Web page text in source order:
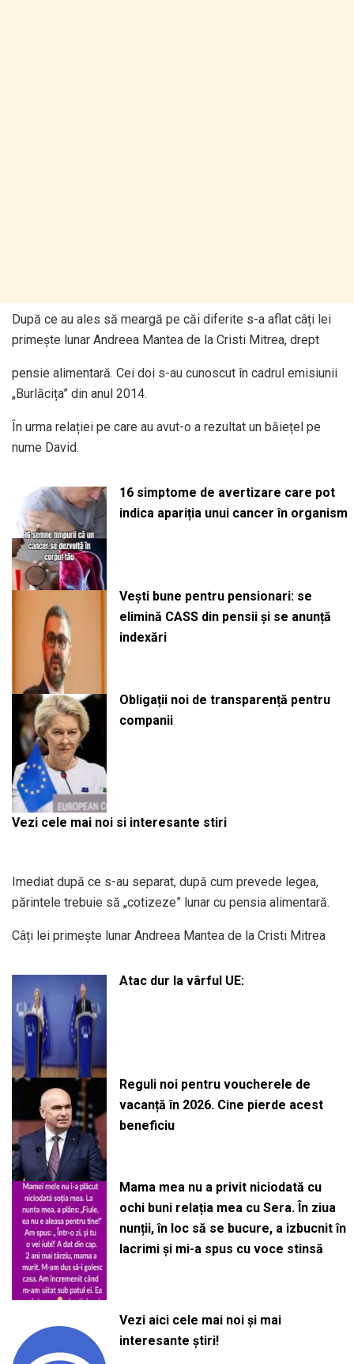
După ce au ales să meargă pe căi diferite s-a aflat câți lei
primește lunar Andreea Mantea de la Cristi Mitrea, drept
pensie alimentară. Cei doi s-au cunoscut în cadrul emisiunii
„Burlăcița” din anul 2014.
În urma relației pe care au avut-o a rezultat un băiețel pe
nume David.
16 simptome de avertizare care pot
indica apariția unui cancer în organism
Vești bune pentru pensionari: se
elimină CASS din pensii și se anunță
indexări
Obligații noi de transparență pentru
companii
Vezi cele mai noi si interesante stiri
Imediat după ce s-au separat, după cum prevede legea,
părintele trebuie să „cotizeze” lunar cu pensia alimentară.
Câți lei primește lunar Andreea Mantea de la Cristi Mitrea
Atac dur la vârful UE:
Reguli noi pentru voucherele de
vacanță în 2026. Cine pierde acest
beneficiu
Mama mea nu a privit niciodată cu
ochi buni relația mea cu Sera. În ziua
nunții, în loc să se bucure, a izbucnit în
lacrimi și mi-a spus cu voce stinsă
Vezi aici cele mai noi și mai
interesante știri!